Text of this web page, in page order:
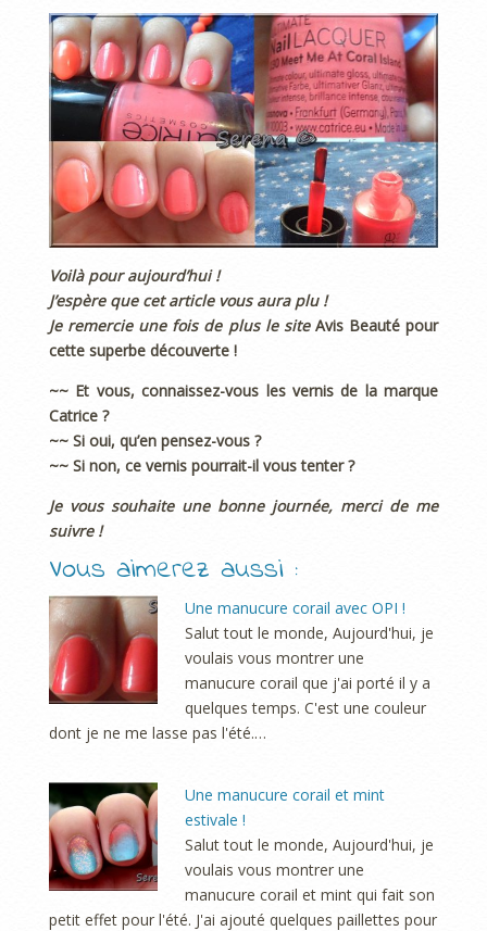
Voilà pour aujourd’hui !
J’espère que cet article vous aura plu !
Je remercie une fois de plus le siteAvis Beauté pour
cette superbe découverte !
~~ Et vous, connaissez-vous les vernis de la marque
Catrice ?
~~ Si oui, qu’en pensez-vous ?
~~ Si non, ce vernis pourrait-il vous tenter ?
Je vous souhaite une bonne journée, merci de me
suivre !
Vous aimerez aussi :
Une manucure corail avec OPI !
Salut tout le monde, Aujourd'hui, je
voulais vous montrer une
manucure corail que j'ai porté il y a
quelques temps. C'est une couleur
dont je ne me lasse pas l'été.…
Une manucure corail et mint
estivale !
Salut tout le monde, Aujourd'hui, je
voulais vous montrer une
manucure corail et mint qui fait son
petit effet pour l'été. J'ai ajouté quelques paillettes pour